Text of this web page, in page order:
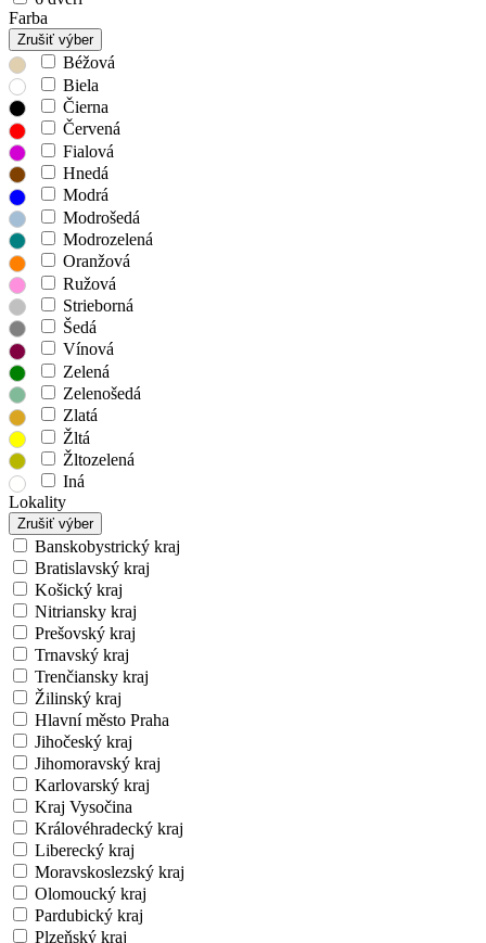
Farba
Zrušiť výber
Béžová
Biela
Čierna
Červená
Fialová
Hnedá
Modrá
Modrošedá
Modrozelená
Oranžová
Ružová
Strieborná
Šedá
Vínová
Zelená
Zelenošedá
Zlatá
Žltá
Žltozelená
Iná
Lokality
Zrušiť výber
Banskobystrický kraj
Bratislavský kraj
Košický kraj
Nitriansky kraj
Prešovský kraj
Trnavský kraj
Trenčiansky kraj
Žilinský kraj
Hlavní město Praha
Jihočeský kraj
Jihomoravský kraj
Karlovarský kraj
Kraj Vysočina
Královéhradecký kraj
Liberecký kraj
Moravskoslezský kraj
Olomoucký kraj
Pardubický kraj
Plzeňský kraj